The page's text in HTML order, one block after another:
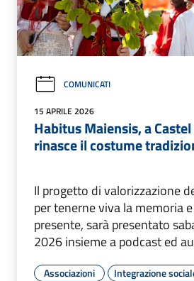
COMUNICATI
15 APRILE 2026
Habitus Maiensis, a
rinasce il costume
Il progetto di valorizzazione
per tenerne viva la memoria
presente, sarà presentato
2026 insieme a podcast ed
Associazioni Integrazione